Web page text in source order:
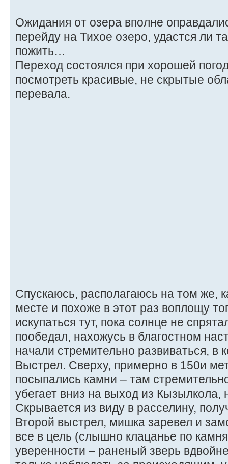
Ожидания от озера вполне
перейду на Тихое озеро, удастся ли
пожить…
Переход состоялся при хорошей
посмотреть красивые, не скрытые
перевала.
Спускаюсь, располагаюсь на том же,
месте и похоже в этот раз воплощу
искупаться тут, пока солнце не
пообедал, нахожусь в благостном
начали стремительно развиваться, в
Выстрел. Сверху, примерно в 150и
посыпались камни – там
убегает вниз на выход из Кызылкола,
Скрывается из виду в расселину,
Второй выстрел, мишка заревел и
все в цель (слышно клацанье по
уверенности – раненый зверь